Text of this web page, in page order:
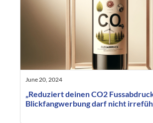
June 20, 2024
„Reduziert deinen CO2
Blickfangwerbung darf nicht